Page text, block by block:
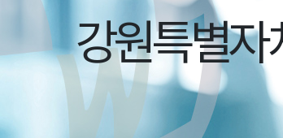
입/퇴원안내
비급여 수가 안내
진료협력팀
기록
주
장례
자원
강원특별자